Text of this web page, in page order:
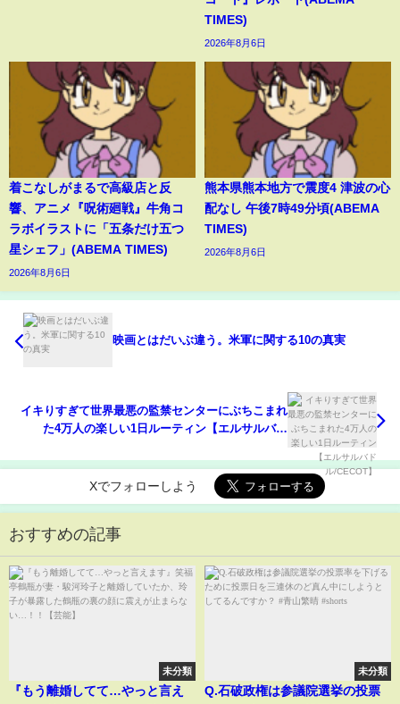
TIMES)
2026年8月6日
着こなしがまるで高級店と反
響、アニメ『呪術廻戦』牛角コ
ラボイラストに「五条だけ五つ
星シェフ」(ABEMA TIMES)
2026年8月6日
熊本県熊本地方で震度4 津波の心
配なし 午後7時49分頃(ABEMA
TIMES)
2026年8月6日
映画とはだいぶ違う。米軍に関する10の真実
イキりすぎて世界最悪の監禁センターにぶちこまれ
た4万人の楽しい1日ルーティン【エルサルバド
Xでフォローしよう
おすすめの記事
未分類
『もう離婚してて…やっと言え
未分類
Q.石破政権は参議院選挙の投票